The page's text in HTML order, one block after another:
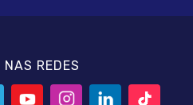
REDES
YouTube
Instagram
linkedin
tiktok